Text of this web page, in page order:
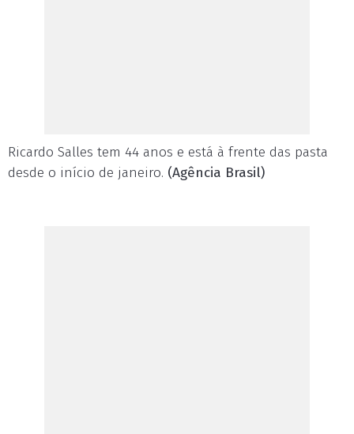
Ricardo Salles tem 44 anos e está à frente das pasta
desde o início de janeiro. (Agência Brasil)